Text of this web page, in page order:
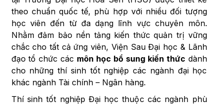
theo chuẩn quốc tế, phù hợp với nhiều đối tượng
học viên đến từ đa dạng lĩnh vực chuyên môn.
Nhằm đảm bảo nền tảng kiến thức quản trị vững
chắc cho tất cả ứng viên, Viện Sau Đại học & Lãnh
đạo tổ chức các môn học bổ sung kiến thức dành
cho những thí sinh tốt nghiệp các ngành đại học
khác ngành Tài chính – Ngân hàng.
Thí sinh tốt nghiệp Đại học thuộc các ngành phù